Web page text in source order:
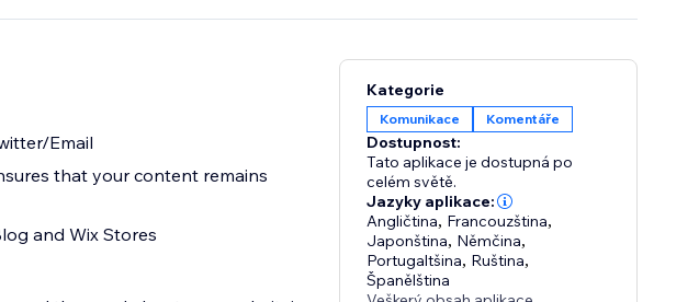
Email
and Wix Stores
Kategorie
Komunikace Komentáře
Dostupnost:
Tato aplikace je dostupná po
celém světě.
Jazyky aplikace:
Angličtina, Francouzština,
Japonština, Němčina,
Portugaltšina, Ruština,
Španělština